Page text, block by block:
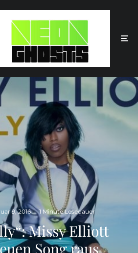
9, 2016 · 1 Minute Lesedauer
Missy Elliott
Song raus